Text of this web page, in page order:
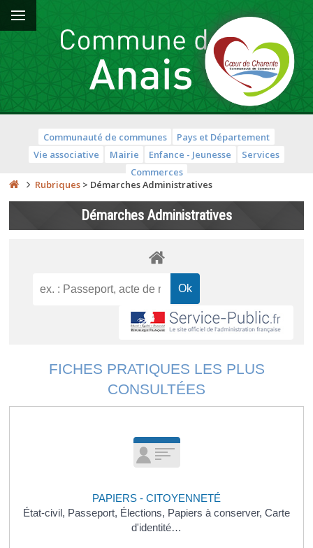
Communauté de communes
Pays et Département
Vie associative
Mairie Enfance - Jeunesse
Services
Commerces
Rubriques > Démarches Administratives
Démarches Administratives
FICHES PRATIQUES LES PLUS
CONSULTÉES
PAPIERS - CITOYENNETÉ
État-civil, Passeport, Élections, Papiers à conserver, Carte
d'identité…